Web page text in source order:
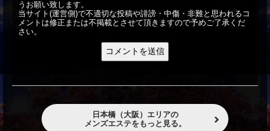
うお願い致します。
当サイト(運営側)で不適切な投稿や誹謗・中傷・非難と思われるコ
メントは修正または不掲載とさせて頂きますので予めご了承くだ
さい。
日本橋（大阪）エリアの
メンズエステをもっと見る。